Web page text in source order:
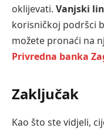
oklijevati. Vanjski
korisničkoj podršci
možete pronaći na
Privredna banka
Zaključak
Kao što ste vidjeli,